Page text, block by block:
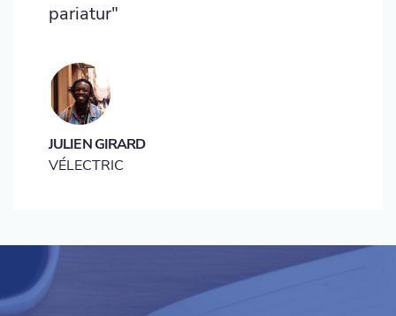
pariatur"
JULIEN GIRARD
VÉLECTRIC